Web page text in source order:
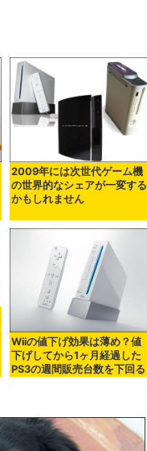
2009年には次世代ゲーム機
の世界的なシェアが一変する
かもしれません
Wiiの値下げ効果は薄め？値
下げしてから1ヶ月経過した
PS3の週間販売台数を下回る